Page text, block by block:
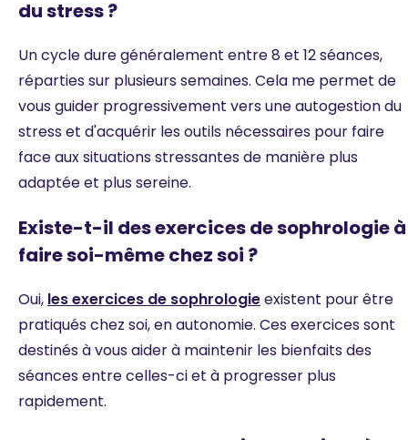
du stress ?
Un cycle dure généralement entre 8 et 12 séances,
réparties sur plusieurs semaines. Cela me permet de
vous guider progressivement vers une autogestion du
stress et d'acquérir les outils nécessaires pour faire
face aux situations stressantes de manière plus
adaptée et plus sereine.
Existe-t-il des exercices de sophrologie à
faire soi-même chez soi ?
Oui, les exercices de sophrologieexistent pour être
pratiqués chez soi, en autonomie. Ces exercices sont
destinés à vous aider à maintenir les bienfaits des
séances entre celles-ci et à progresser plus
rapidement.